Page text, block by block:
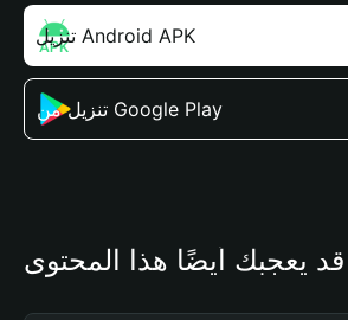
تنزيل Android APK
تنزيل من Google Play
قد يعجبك أيضًا هذا المحتوى